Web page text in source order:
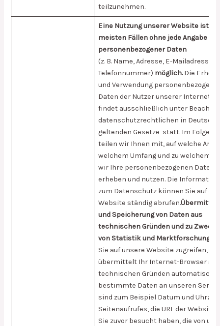
teilzunehmen.
Eine Nutzung unserer Website ist in
meisten Fällen ohne jede Angabe
personenbezogener Daten
(z. B. Name, Adresse, E-Mailadresse,
Telefonnummer) möglich.Die
und Verwendung
Daten der Nutzer unserer
findet ausschließlich unter
datenschutzrechtlichen in
geltenden Gesetze statt. Im
teilen wir Ihnen mit, auf welche Art,
welchem Umfang und zu welchem
wir Ihre personenbezogenen Daten
erheben und nutzen. Die
zum Datenschutz können Sie auf
Website ständig abrufen.
und Speicherung von Daten aus
technischen Gründen und zu
von Statistik und Marktforschung
Sie auf unsere Website zugreifen,
übermittelt Ihr Internet-Browser aus
technischen Gründen automatisch
bestimmte Daten an unseren
sind zum Beispiel Datum und
Seitenaufrufes, die URL der Website,
Sie zuvor besucht haben, die von